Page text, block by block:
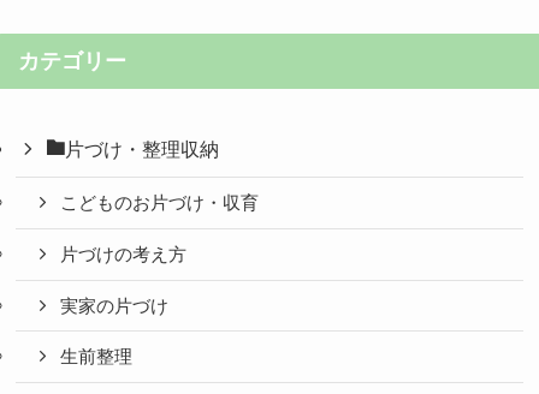
カテゴリー
片づけ・整理収納
こどものお片づけ・収育
片づけの考え方
実家の片づけ
生前整理